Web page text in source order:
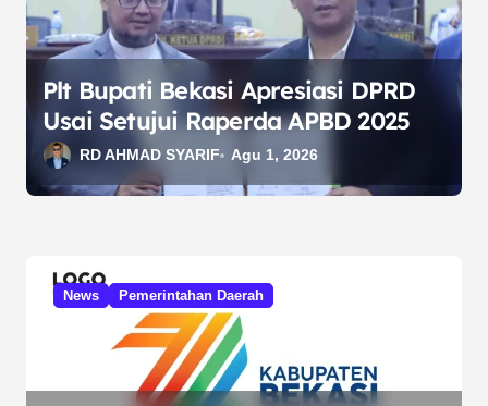
o
Plt Bupati Bekasi Apresiasi DPRD
Usai Setujui Raperda APBD 2025
RD AHMAD SYARIF Agu 1, 2026
News Pemerintahan Daerah